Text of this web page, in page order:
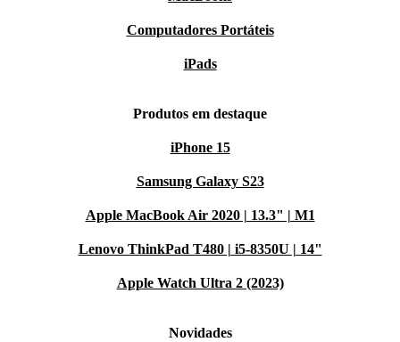
Computadores Portáteis
iPads
Produtos em destaque
iPhone 15
Samsung Galaxy S23
Apple MacBook Air 2020 | 13.3" | M1
Lenovo ThinkPad T480 | i5-8350U | 14"
Apple Watch Ultra 2 (2023)
Novidades